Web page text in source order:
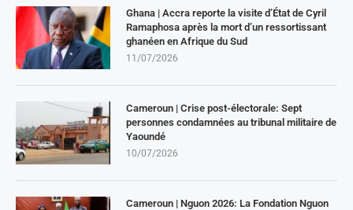
Ghana | Accra reporte la visite d’État de Cyril
Ramaphosa après la mort d’un ressortissant
ghanéen en Afrique du Sud
11/07/2026
Cameroun | Crise post-électorale: Sept
personnes condamnées au tribunal militaire de
Yaoundé
10/07/2026
Cameroun | Nguon 2026: La Fondation Nguon